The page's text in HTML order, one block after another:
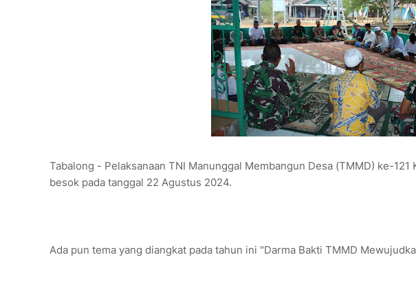
Tabalong - Pelaksanaan TNI Manunggal Membangun Desa (TMMD) ke-
besok pada tanggal 22 Agustus 2024.
Ada pun tema yang diangkat pada tahun ini "Darma Bakti TMMD